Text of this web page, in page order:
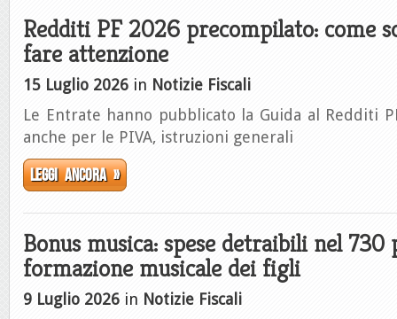
Redditi PF 2026 precompilato: come
fare attenzione
15 Luglio 2026 in Notizie Fiscali
Le Entrate hanno pubblicato la Guida al Redditi
anche per le PIVA, istruzioni generali
Leggi ancora »
Bonus musica: spese detraibili nel 730
formazione musicale dei figli
9 Luglio 2026 in Notizie Fiscali